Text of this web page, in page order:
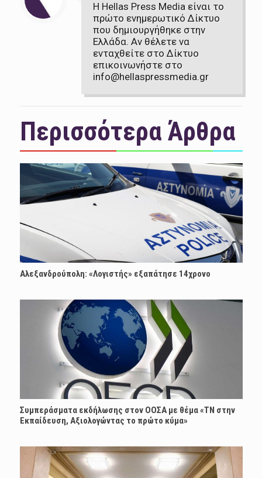
Η Hellas Press Media είναι το
πρώτο ενημερωτικό Δίκτυο
που δημιουργήθηκε στην
Ελλάδα. Αν θέλετε να
ενταχθείτε στο Δίκτυο
επικοινωνήστε στο
info@hellaspressmedia.gr
Περισσότερα Άρθρα
Αλεξανδρούπολη: «Λογιστής» εξαπάτησε 14χρονο
Συμπεράσματα εκδήλωσης στον ΟΟΣΑ με θέμα «ΤΝ στην
Εκπαίδευση, Αξιολογώντας το πρώτο κύμα»